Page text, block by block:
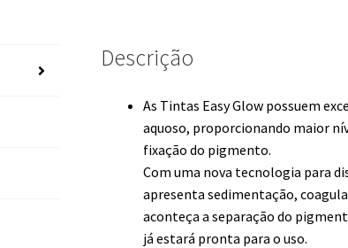
Descrição
As Tintas Easy Glow possuem
aquoso, proporcionando maior
fixação do pigmento.
Com uma nova tecnologia para
apresenta sedimentação,
aconteça a separação do
já estará pronta para o uso.